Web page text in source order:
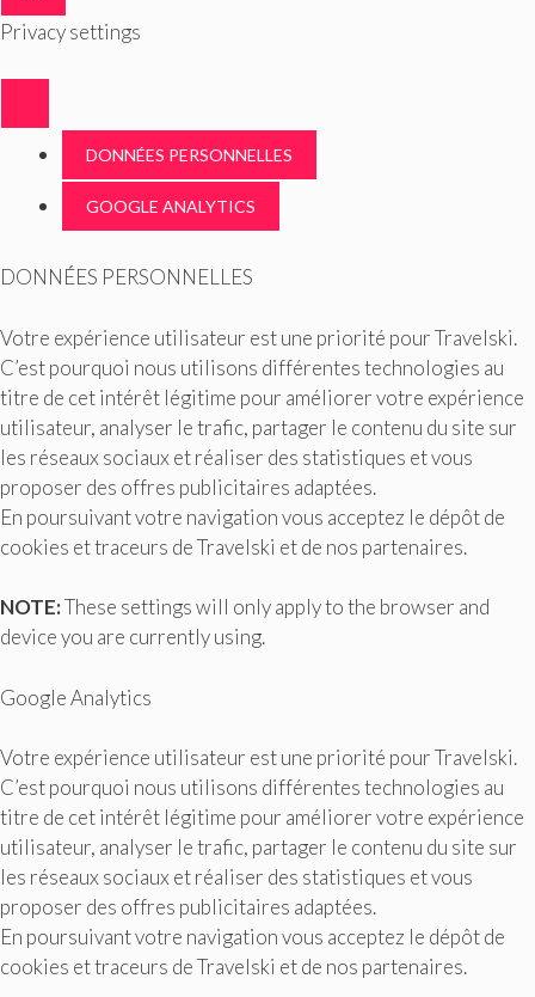
FERMER
Privacy settings
DONNÉES PERSONNELLES
GOOGLE ANALYTICS
DONNÉES PERSONNELLES
Votre expérience utilisateur est une priorité pour Travelski.
C’est pourquoi nous utilisons différentes technologies au
titre de cet intérêt légitime pour améliorer votre expérience
utilisateur, analyser le trafic, partager le contenu du site sur
les réseaux sociaux et réaliser des statistiques et vous
proposer des offres publicitaires adaptées.
En poursuivant votre navigation vous acceptez le dépôt de
cookies et traceurs de Travelski et de nos partenaires.
NOTE:These settings will only apply to the browser and
device you are currently using.
Google Analytics
Votre expérience utilisateur est une priorité pour Travelski.
C’est pourquoi nous utilisons différentes technologies au
titre de cet intérêt légitime pour améliorer votre expérience
utilisateur, analyser le trafic, partager le contenu du site sur
les réseaux sociaux et réaliser des statistiques et vous
proposer des offres publicitaires adaptées.
En poursuivant votre navigation vous acceptez le dépôt de
cookies et traceurs de Travelski et de nos partenaires.